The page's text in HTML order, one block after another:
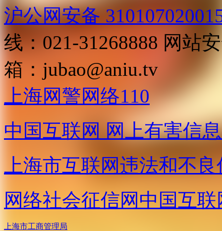
沪公网安备
线：021-31268888 网站
箱： jubao@aniu.tv
上海网警网络110
中国互联网 网上有害信
上海市互联网违法和不
网络社会征信网 中国互
上海市工商管理局